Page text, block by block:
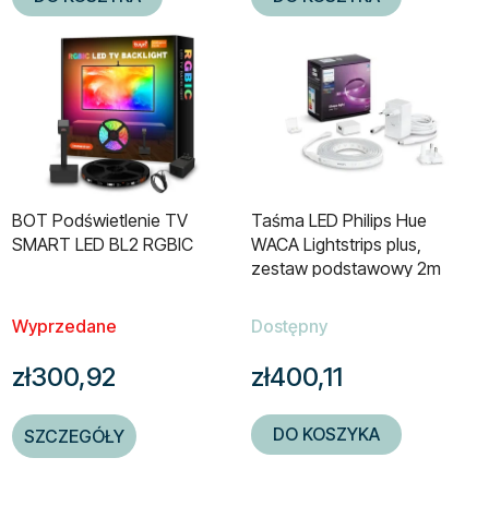
BOT Podświetlenie TV
SMART LED BL2 RGBIC
Wyprzedane
zł300,92
SZCZEGÓŁY
Taśma LED Philips Hue
WACA Lightstrips plus,
zestaw podstawowy 2m
Dostępny
zł400,11
DO KOSZYKA